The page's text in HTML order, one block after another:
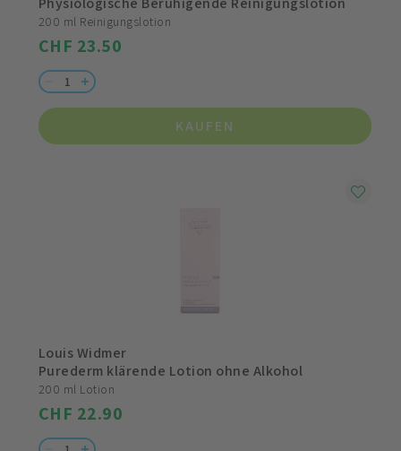
200 ml Reinigungslotion
CHF 23.50
KAUFEN
Louis Widmer
Purederm klärende Lotion ohne Alkohol
200 ml Lotion
CHF 22.90